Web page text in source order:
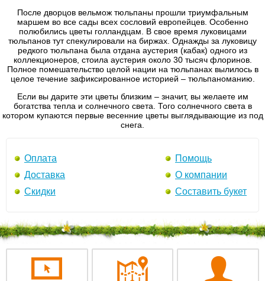
После дворцов вельмож тюльпаны прошли триумфальным
маршем во все сады всех сословий европейцев. Особенно
полюбились цветы голландцам. В свое время луковицами
тюльпанов тут спекулировали на биржах. Однажды за луковицу
редкого тюльпана была отдана аустерия (кабак) одного из
коллекционеров, стоила аустерия около 30 тысяч флоринов.
Полное помешательство целой нации на тюльпанах вылилось в
целое течение зафиксированное историей – тюльпаноманию.
Если вы дарите эти цветы близким – значит, вы желаете им
богатства тепла и солнечного света. Того солнечного света в
котором купаются первые весенние цветы выглядывающие из под
снега.
Оплата
Доставка
Скидки
Помощь
О компании
Составить букет